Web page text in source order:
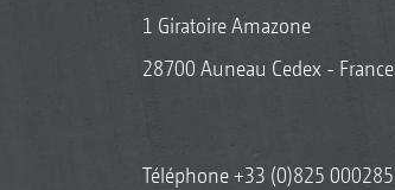
1 Giratoire Amazone
28700 Auneau Cedex - France
Téléphone+33 (0)825 000285